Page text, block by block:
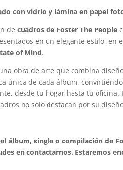
con vidrio y lámina en papel
decuadros de Foster The People
en un elegante estilo, en
of Mind.
obra de arte que combina
única de cada álbum,
desde tu hogar hasta tu oficina.
no solo destacan por su
álbum, single o compilación de
en contactarnos. Estaremos